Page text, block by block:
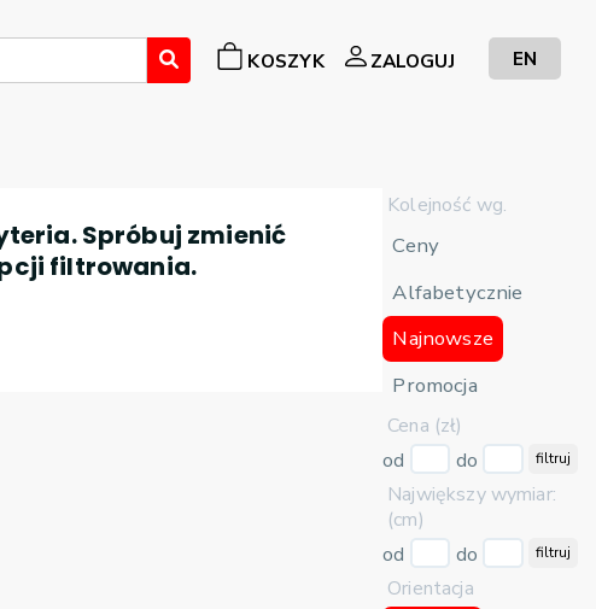
KOSZYK ZALOGUJ EN
Kolejność wg.
Ceny
Alfabetycznie
Najnowsze
Promocja
Cena (zł)
od
do filtruj
Największy wymiar:
(cm)
od
do filtruj
Orientacja
Spróbuj zmienić
filtrowania.